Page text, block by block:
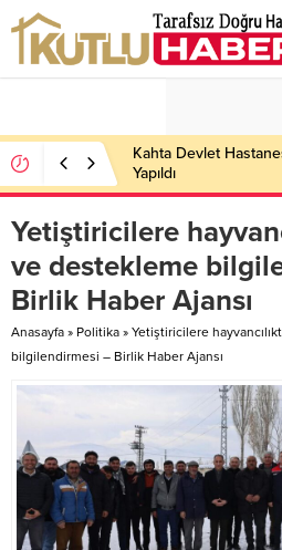
Kahta Devlet
Yapıldı
Yetiştiricilere
ve destekleme
Birlik Haber Ajansı
Anasayfa » Politika » Yetiştiricilere
bilgilendirmesi – Birlik Haber Ajansı